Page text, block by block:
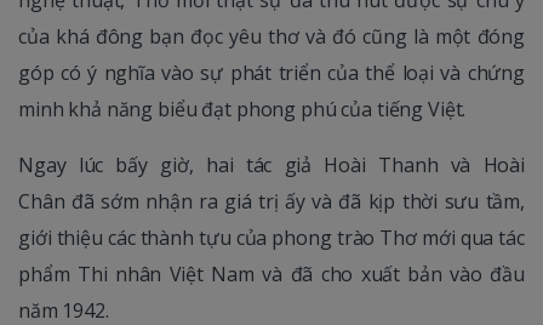
của khá đông bạn đọc yêu thơ và đó cũng là một đóng
góp có ý nghĩa vào sự phát triển của thể loại và chứng
minh khả năng biểu đạt phong phú của tiếng Việt.
Ngay lúc bấy giờ, hai tác giả Hoài Thanh và Hoài
Chân đã sớm nhận ra giá trị ấy và đã kịp thời sưu tầm,
giới thiệu các thành tựu của phong trào Thơ mới qua tác
phẩm Thi nhân Việt Nam và đã cho xuất bản vào đầu
năm 1942.